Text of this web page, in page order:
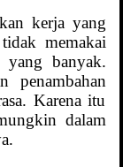
kerja yang
memakai
yang banyak.
penambahan
Karena itu
dalam